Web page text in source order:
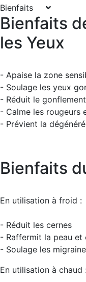
Bienfaits
Bienfaits
les Yeux
- Apaise la zone
- Soulage les yeux
- Réduit le
- Calme les rougeurs
- Prévient la
Bienfaits
En utilisation à froid :
- Réduit les cernes
- Raffermit la peau et
- Soulage les
En utilisation à chaud